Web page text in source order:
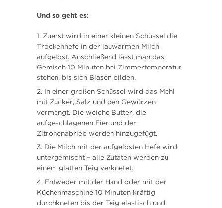
Und so geht es:
Zuerst wird in einer kleinen Schüssel die
Trockenhefe in der lauwarmen Milch
aufgelöst. Anschließend lässt man das
Gemisch 10 Minuten bei Zimmertemperatur
stehen, bis sich Blasen bilden.
In einer großen Schüssel wird das Mehl
mit Zucker, Salz und den Gewürzen
vermengt. Die weiche Butter, die
aufgeschlagenen Eier und der
Zitronenabrieb werden hinzugefügt.
Die Milch mit der aufgelösten Hefe wird
untergemischt – alle Zutaten werden zu
einem glatten Teig verknetet.
Entweder mit der Hand oder mit der
Küchenmaschine 10 Minuten kräftig
durchkneten bis der Teig elastisch und